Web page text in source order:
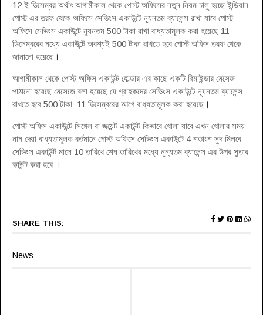
12 ই ডিসেম্বর অর্থাৎ আগামীকাল থেকে পোস্ট অফিসের নতুন নিয়ম চালু হচ্ছে ইন্ডিয়ান
পোস্ট এর তরফ থেকে অফিসে সেভিংস একাউন্টে ন্যূনতম ব্যালেন্স রাখা যাবে পোস্ট
অফিসে সেভিংস একাউন্টে ন্যূনতম 500 টাকা রাখা বাধ্যতামূলক করা হয়েছে 11
ডিসেম্বরের মধ্যে একাউন্টে অবশ্যই 500 টাকা রাখতে হবে পোস্ট অফিস তরফ থেকে
জানানো হয়েছে ।
আগামীকাল থেকে পোস্ট অফিস একাউন্ট হোল্ডার এর কাছে একটি রিমাইন্ডার মেসেজ
পাঠানো হয়েছে মেসেজে বলা হয়েছে যে গ্রাহকদের সেভিংস একাউন্টে ন্যূনতম ব্যালেন্স
রাখতে হবে 500 টাকা 11 ডিসেম্বরের আগে বাধ্যতামূলক করা হয়েছে ।
পোস্ট অফিস একাউন্টে সিঙ্গেল বা জয়েন্ট একাউন্ট কিভাবে খোলা যাবে এখন খোলার সময়
নাম দেয়া বাধ্যতামূলক বর্তমানে পোস্ট অফিসে সেভিংস একাউন্টে 4 শতাংশ সুদ মিলবে
সেভিংস একাউন্ট মাসে 10 তারিখে শেষ তারিখের মধ্যে নূন্যতম ব্যালেন্স এর উপর সুতার
কাউন্ট করা হবে ।
SHARE THIS:
News